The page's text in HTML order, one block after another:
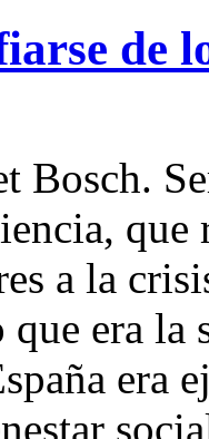
de
Bosch.
a la
era la
era